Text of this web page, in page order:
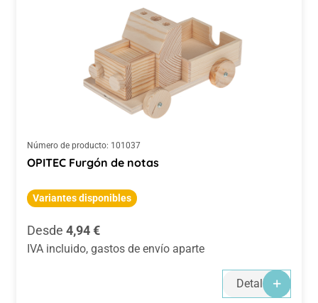
Número de producto: 101037
OPITEC Furgón de notas
Variantes disponibles
Precio normal:
Desde 4,94 €
IVA incluido, gastos de envío aparte
Detalles